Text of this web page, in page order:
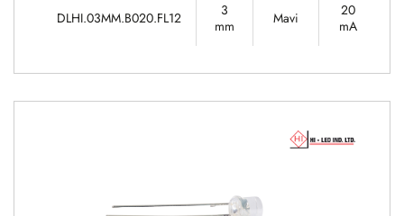
DLHI.03MM.B020.FL12
3
mm
Mavi
20
mA